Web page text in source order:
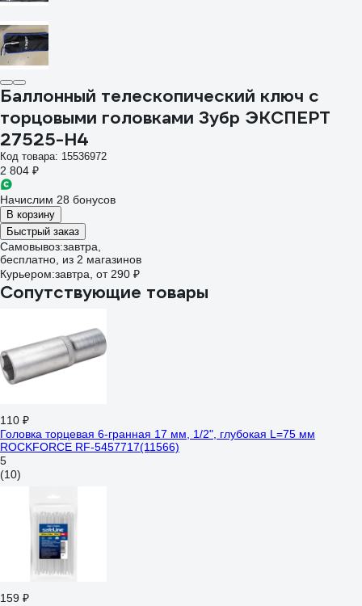
Баллонный телескопический ключ с
торцовыми головками Зубр ЭКСПЕРТ
27525-H4
Код товара: 15536972
2 804 ₽
Начислим 28 бонусов
В корзину
Быстрый заказ
Самовывоз:завтра,
бесплатно , из 2 магазинов
Курьером:завтра, от 290 ₽
Сопутствующие товары
110 ₽
Головка торцевая 6-гранная 17 мм, 1/2", глубокая L=75 мм
ROCKFORCE RF-5457717(11566)
5
(10)
159 ₽